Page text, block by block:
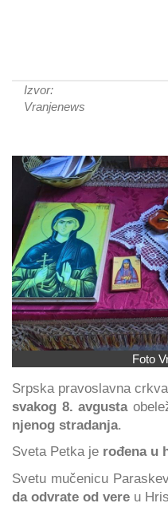
Izvor:
Vranjenews
Foto
Srpska pravoslavna
svakog 8. avgusta
njenog stradanja.
Sveta Petka je rođena u
Svetu mučenicu
da odvrate od vere u